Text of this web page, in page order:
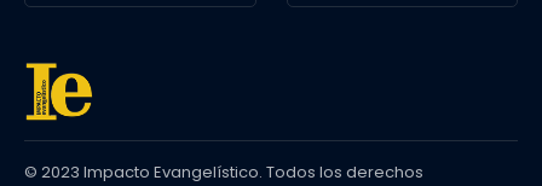
© 2023 Impacto Evangelístico. Todos los derechos